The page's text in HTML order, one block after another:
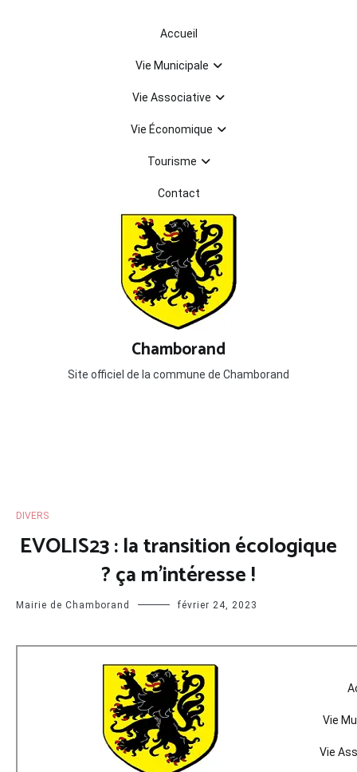
Chamborand
Site officiel de la commune de Chamborand
Accueil
Vie Municipale
Vie Associative
Vie Économique
Tourisme
Contact
DIVERS
EVOLIS23 : la transition écologique
? ça m’intéresse !
Mairie de Chamborand février 24, 2023